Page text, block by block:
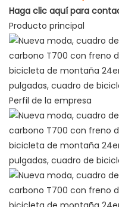
Haga clic aquí para
Producto principal
Perfil de la empresa